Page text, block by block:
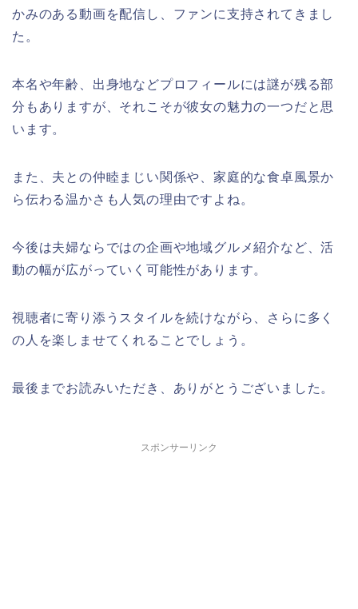
かみのある動画を配信し、ファンに支持されてきまし
た。
本名や年齢、出身地などプロフィールには謎が残る部
分もありますが、それこそが彼女の魅力の一つだと思
います。
また、夫との仲睦まじい関係や、家庭的な食卓風景か
ら伝わる温かさも人気の理由ですよね。
今後は夫婦ならではの企画や地域グルメ紹介など、活
動の幅が広がっていく可能性があります。
視聴者に寄り添うスタイルを続けながら、さらに多く
の人を楽しませてくれることでしょう。
最後までお読みいただき、ありがとうございました。
スポンサーリンク